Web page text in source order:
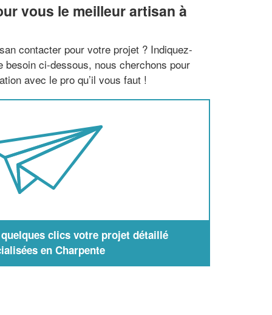
vous le meilleur artisan à
contacter pour votre projet ? Indiquez-
besoin ci-dessous, nous cherchons pour
avec le pro qu’il vous faut !
clics votre projet détaillé
en Charpente